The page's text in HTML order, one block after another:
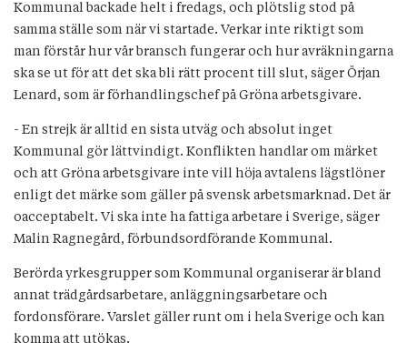
Kommunal backade helt i fredags, och plötslig stod på
samma ställe som när vi startade. Verkar inte riktigt som
man förstår hur vår bransch fungerar och hur avräkningarna
ska se ut för att det ska bli rätt procent till slut, säger Örjan
Lenard, som är förhandlingschef på Gröna arbetsgivare.
- En strejk är alltid en sista utväg och absolut inget
Kommunal gör lättvindigt. Konflikten handlar om märket
och att Gröna arbetsgivare inte vill höja avtalens lägstlöner
enligt det märke som gäller på svensk arbetsmarknad. Det är
oacceptabelt. Vi ska inte ha fattiga arbetare i Sverige, säger
Malin Ragnegård, förbundsordförande Kommunal.
Berörda yrkesgrupper som Kommunal organiserar är bland
annat trädgårdsarbetare, anläggningsarbetare och
fordonsförare. Varslet gäller runt om i hela Sverige och kan
komma att utökas.